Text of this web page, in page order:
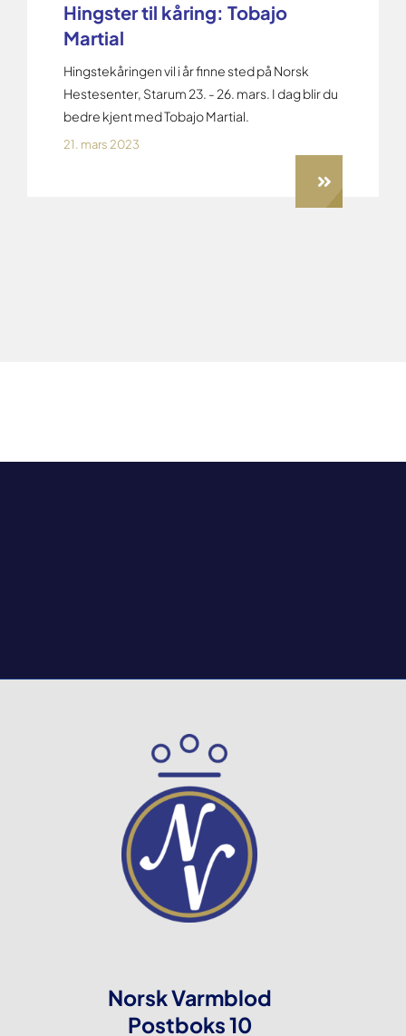
Hingster til kåring: Tobajo
Martial
Hingstekåringen vil i år finne sted på Norsk
Hestesenter, Starum 23. - 26. mars. I dag blir du
bedre kjent med Tobajo Martial.
21. mars 2023
Norsk Varmblod
Postboks 10